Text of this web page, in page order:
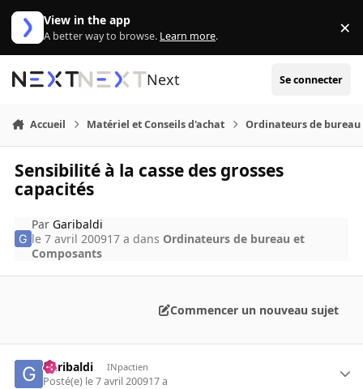
Aller au contenu
View in the app
A better way to browse. Learn more. ×
Next Se connecter
Accueil Matériel et Conseils d'achat Ordinateurs de bureau
Sensibilité à la casse des grosses
capacités
Par Garibaldi
le 7 avril 200917 a dans Ordinateurs de bureau et
Composants
Commencer un nouveau sujet
Garibaldi INpactien
Posté(e) le 7 avril 200917 a